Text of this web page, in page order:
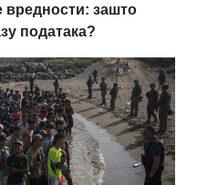
вредности: зашто
података?